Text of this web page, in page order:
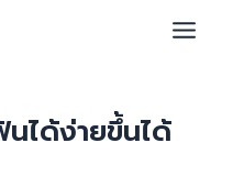
Main
ได้ง่ายขึ้นได้